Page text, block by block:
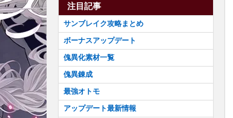
注目記事
サンブレイク攻略まとめ
ボーナスアップデート
傀異化素材一覧
傀異錬成
最強オトモ
アップデート最新情報